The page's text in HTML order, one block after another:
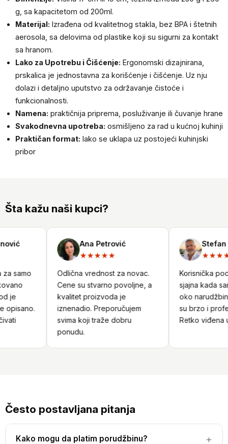
g, sa kapacitetom od 200ml.
Materijal: Izrađena od kvalitetnog stakla, bez BPA i štetnih
aerosola, sa delovima od plastike koji su sigurni za kontakt
sa hranom.
Lako za Upotrebu i Čišćenje: Ergonomski dizajnirana,
prskalica je jednostavna za korišćenje i čišćenje. Uz nju
dolazi i detaljno uputstvo za održavanje čistoće i
funkcionalnosti.
Namena: praktičnija priprema, posluživanje ili čuvanje hrane
Svakodnevna upotreba: osmišljeno za rad u kućnoj kuhinji
Praktičan format: lako se uklapa uz postojeći kuhinjski
pribor
Šta kažu naši kupci?
samo
je
Ana Petrović
★★★★★
Odlična vrednost za novac.
Cene su stvarno povoljne, a
kvalitet proizvoda je
iznenadio. Preporučujem
svima koji traže dobru
ponudu.
Stefan
Korisnička
sjajna kada
oko
su brzo i
Retko viđena
Često postavljana pitanja
Kako mogu da platim porudžbinu?